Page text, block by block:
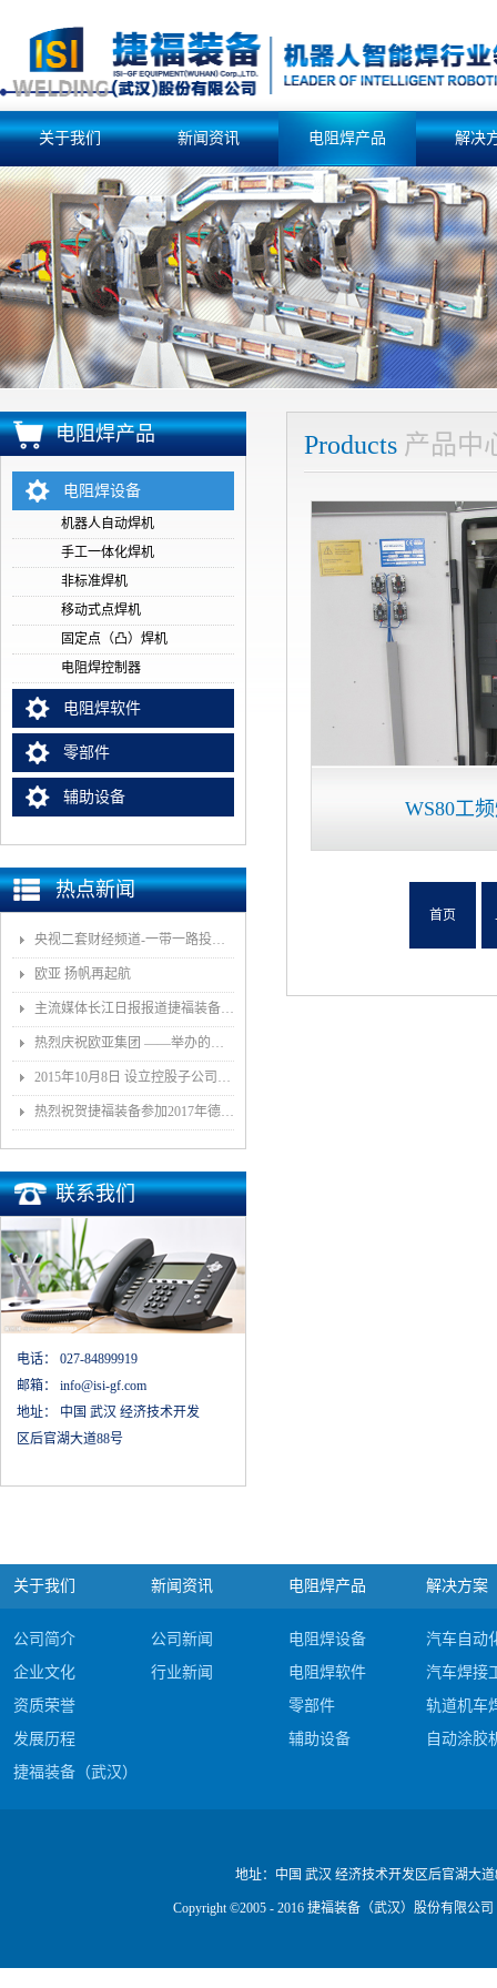
关于我们 新闻资讯 电阻焊产品 解决
电阻焊产品
电阻焊设备
机器人自动焊机
手工一体化焊机
非标准焊机
移动式点焊机
固定点（凸）焊机
电阻焊控制器
电阻焊软件
零部件
辅助设备
热点新闻
央视二套财经频道-一带一路投资指南报道我司董事长和捷福装备（武汉）股份有限公司
欧亚 扬帆再起航
主流媒体长江日报报道捷福装备（武汉）有限公司上央视2套财经栏目“一带一路栏目”
热烈庆祝欧亚集团 ——举办的《汽车白车身智能制造技术论坛》顺利召开
2015年10月8日 设立控股子公司武汉捷福鹰汽车装备有限公司决议公告
热烈祝贺捷福装备参加2017年德国埃森展取得圆满成功
联系我们
电话： 027-84899919
邮箱： info@isi-gf.com
地址： 中国 武汉 经济技术开发
区后官湖大道88号
Products 产品中
WS80工
首页
关于我们
公司简介
企业文化
资质荣誉
发展历程
捷福装备（武汉）股份有限公司电阻焊产品#c
新闻资讯
公司新闻
行业新闻
电阻焊产品
电阻焊设备
电阻焊软件
零部件
辅助设备
解决方案
汽车自动
汽车焊接
轨道机车
自动涂胶
Copyright ©2005 - 2016 捷福装备（武汉）股份有限公司
地址： 中国 武汉 经济技术开发区后官湖大